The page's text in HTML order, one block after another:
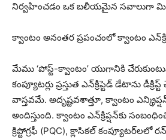
నిర్వహించడం ఒక బలీయమైన సవాలుగా
క్వాంటం అనంతర ప్రపంచంలో క్వాంటం
మేము ‘పోస్ట్-క్వాంటం’ యుగానికి
కంప్యూటర్లు ప్రస్తుత ఎన్‌క్రిప్టెడ్ డేటాను
వాస్తవమే. అదృష్టవశాత్తూ, క్వాంటం
అందిస్తుంది. క్వాంటం ఎన్‌క్రిప్షన్‌కు
క్రిప్టోగ్రఫీ (PQC), క్లాసికల్